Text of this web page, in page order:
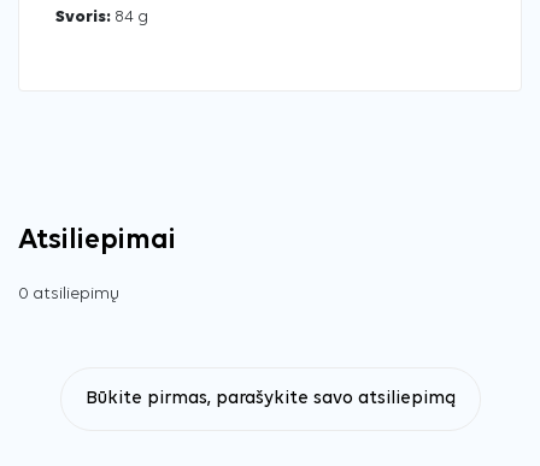
Svoris: 84 g
Atsiliepimai
0 atsiliepimų
Būkite pirmas, parašykite savo atsiliepimą